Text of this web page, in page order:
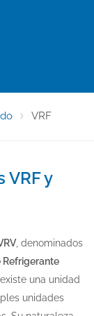
VRF
y
, denominados
Refrigerante
una unidad
unidades